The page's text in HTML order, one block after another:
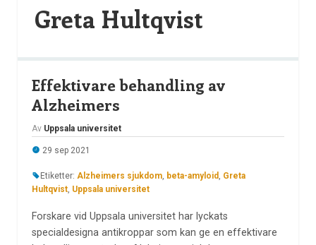
Greta Hultqvist
Effektivare behandling av
Alzheimers
Av Uppsala universitet
29 sep 2021
Etiketter: Alzheimers sjukdom, beta-amyloid
Greta
Hultqvist, Uppsala universitet
Forskare vid Uppsala universitet har lyckats
specialdesigna antikroppar som kan ge en effektivare